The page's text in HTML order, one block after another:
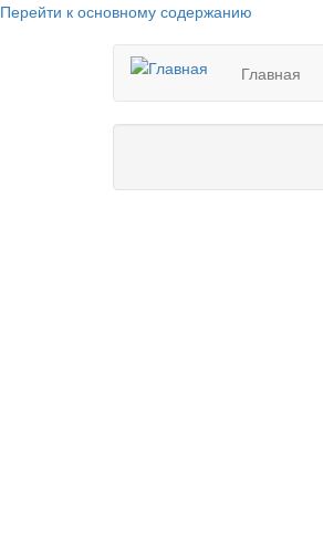
Перейти к основному содержанию
Главная